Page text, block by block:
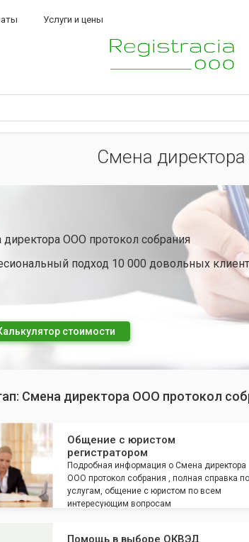
Услуги и цены
Смена
ООО протокол собрания
подход 10 000 довольных
стоимости
Смена директора ООО протокол
Общение с юристом
регистратором
Подробная информация о Смена директора
ООО протокол собрания , полная справка по
услугам, общение с юристом по всем
интересующим вопросам
Помощь в выборе ОКВЭД